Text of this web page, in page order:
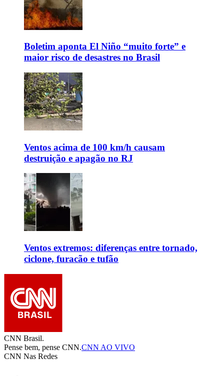
Boletim aponta El Niño “muito forte” e
maior risco de desastres no Brasil
Ventos acima de 100 km/h causam
destruição e apagão no RJ
Ventos extremos: diferenças entre tornado,
ciclone, furacão e tufão
CNN Brasil.
Pense bem, pense CNN.CNN AO VIVO
CNN Nas Redes